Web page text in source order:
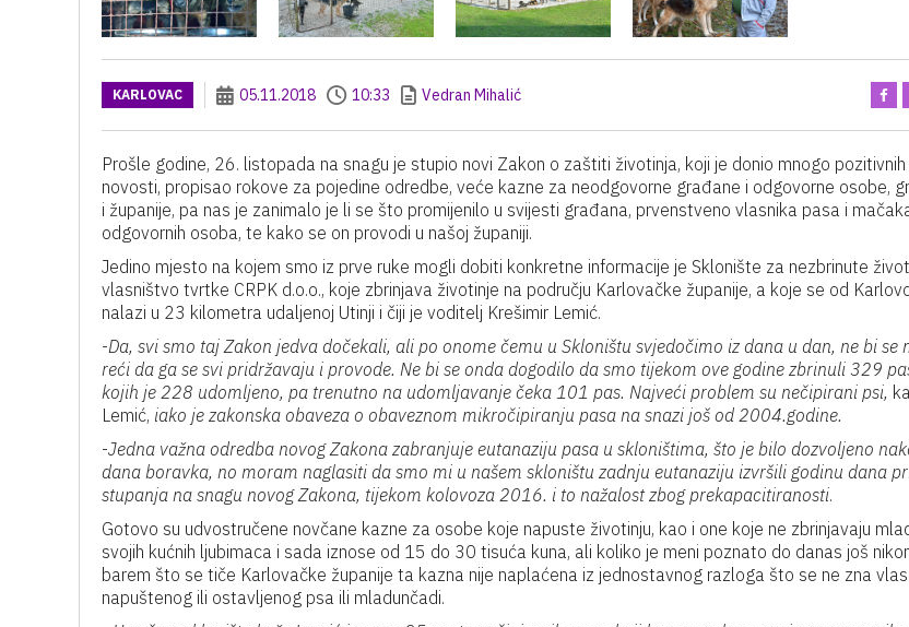
KARLOVAC 05.11.2018 10:33 Vedran Mihalić
Prošle godine, 26. listopada na snagu je stupio novi Zakon o zaštiti životinja, koji je donio mnogo pozitivnih
novosti, propisao rokove za pojedine odredbe, veće kazne za neodgovorne građane i odgovorne osobe,
i županije, pa nas je zanimalo je li se što promijenilo u svijesti građana, prvenstveno vlasnika pasa i
odgovornih osoba, te kako se on provodi u našoj županiji.
Jedino mjesto na kojem smo iz prve ruke mogli dobiti konkretne informacije je Sklonište za nezbrinute
vlasništvo tvrtke CRPK d.o.o., koje zbrinjava životinje na području Karlovačke županije, a koje se od
nalazi u 23 kilometra udaljenoj Utinji i čiji je voditelj Krešimir Lemić.
-Da, svi smo taj Zakon jedva dočekali, ali po onome čemu u Skloništu svjedočimo iz dana u dan, ne bi se
reći da ga se svi pridržavaju i provode. Ne bi se onda dogodilo da smo tijekom ove godine zbrinuli 329
kojih je 228 udomljeno, pa trenutno na udomljavanje čeka 101 pas. Najveći problem su nečipirani psi,
Lemić, iako je zakonska obaveza o obaveznom mikročipiranju pasa na snazi još od 2004.godine.
-Jedna važna odredba novog Zakona zabranjuje eutanaziju pasa u skloništima, što je bilo dozvoljeno
dana boravka, no moram naglasiti da smo mi u našem skloništu zadnju eutanaziju izvršili godinu dana
stupanja na snagu novog Zakona, tijekom kolovoza 2016. i to nažalost zbog prekapacitiranosti.
Gotovo su udvostručene novčane kazne za osobe koje napuste životinju, kao i one koje ne zbrinjavaju
svojih kućnih ljubimaca i sada iznose od 15 do 30 tisuća kuna, ali koliko je meni poznato do danas još
barem što se tiče Karlovačke županije ta kazna nije naplaćena iz jednostavnog razloga što se ne zna
napuštenog ili ostavljenog psa ili mladunčadi.